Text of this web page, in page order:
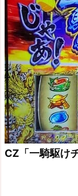
CZ「一騎駆け